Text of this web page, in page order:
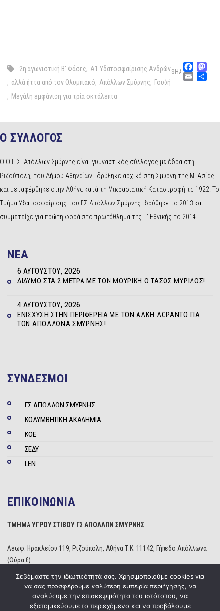
2η αγωνιστική Β' Φάσης, Α1 Υδατοσφαίρισης Ανδρών
, αλλά ήττα από τον Ολυμπιακό, Απόλλων Σμύρνης, Γουδή
, Μεγάλη εμφάνιση για τρία οκτάλεπτα
SHARE
Ο ΣΥΛΛΟΓΟΣ
Ο Ο Γ.Σ. Απόλλων Σμύρνης είναι γυμναστικός σύλλογος με έδρα στη
Ριζούπολη, του Δήμου Αθηναίων. Ιδρύθηκε αρχικά στη Σμύρνη της Μ. Ασίας
και μεταφέρθηκε στην Αθήνα κατά τη Μικρασιατική Καταστροφή το 1922. Το
Τμήμα Υδατοσφαίρισης του ΓΣ Απόλλων Σμύρνης ιδρύθηκε το 2013 και
συμμετείχε για πρώτη φορά στο πρωτάθλημα της Γ’ Εθνικής το 2014.
NEA
ΔΊΔΥΜΟ ΣΤΑ 2 ΜΈΤΡΑ ΜΕ ΤΟΝ ΜΟΥΡΊΚΗ Ο ΤΆΣΟΣ ΜΥΡΊΛΟΣ!
6 ΑΥΓΟΎΣΤΟΥ, 2026
ΕΝΊΣΧΥΣΗ ΣΤΗΝ ΠΕΡΙΦΈΡΕΙΑ ΜΕ ΤΟΝ ΆΛΚΗ ΛΟΡΆΝΤΟ ΓΙΑ
ΤΟΝ ΑΠΌΛΛΩΝΑ ΣΜΎΡΝΗΣ!
4 ΑΥΓΟΎΣΤΟΥ, 2026
ΣΥΝΔΕΣΜΟΙ
ΓΣ ΑΠΟΛΛΩΝ ΣΜΥΡΝΗΣ
ΚΟΛΥΜΒΗΤΙΚΗ ΑΚΑΔΗΜΙΑ
ΚΟΕ
ΣΕΔΥ
LEN
ΕΠΙΚΟΙΝΩΝΙΑ
ΤΜΗΜΑ ΥΓΡΟΥ ΣΤΙΒΟΥ ΓΣ ΑΠΟΛΛΩΝ ΣΜΥΡΝΗΣ
Λεωφ. Ηρακλείου 119, Ριζούπολη, Αθήνα Τ.Κ. 11142, Γήπεδο Απόλλωνα
(Θύρα 8)
Τηλέφωνο: 210 2529234
Email:info@apollonwaterpolo.gr
www.apollonwaterpolo.gr
Σεβόμαστε την ιδιωτικότητά σας. Χρησιμοποιούμε cookies για
να σας προσφέρουμε καλύτερη εμπειρία περιήγησης, να
αναλύουμε την επισκεψιμότητα του ιστότοπου, να
εξατομικεύουμε το περιεχόμενο και να προβάλουμε